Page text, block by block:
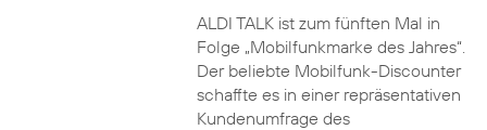
ALDI TALK ist zum fünften Mal in
Folge „Mobilfunkmarke des Jahres“.
Der beliebte Mobilfunk-Discounter
schaffte es in einer repräsentativen
Kundenumfrage des